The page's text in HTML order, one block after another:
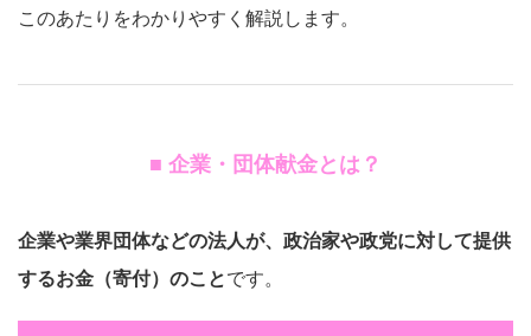
このあたりをわかりやすく解説します。
■ 企業・団体献金とは？
企業や業界団体などの法人が、政治家や政党に対して提供
するお金（寄付）のことです。